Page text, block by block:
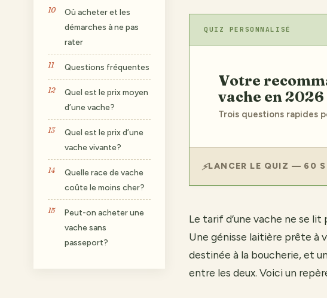
Où acheter et les
démarches à ne pas
rater
Questions fréquentes
Quel est le prix moyen
d’une vache?
Quel est le prix d’une
vache vivante?
Quelle race de vache
coûte le moins cher?
Peut-on acheter une
vache sans
passeport?
QUIZ PERSONNALISÉ
Votre recommandation sur combien coûte une
vache en 2026
Trois questions rapides
LANCER LE QUIZ — 60 S
Le tarif d’une vache ne se lit
Une génisse laitière prête à
destinée à la boucherie, et
entre les deux. Voici un